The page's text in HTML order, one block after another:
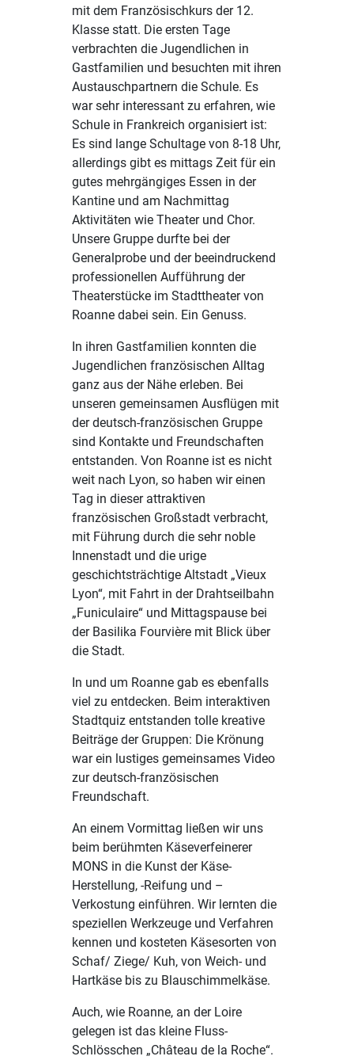
mit dem Französischkurs der 12.
Klasse statt. Die ersten Tage
verbrachten die Jugendlichen in
Gastfamilien und besuchten mit ihren
Austauschpartnern die Schule. Es
war sehr interessant zu erfahren, wie
Schule in Frankreich organisiert ist:
Es sind lange Schultage von 8-18 Uhr,
allerdings gibt es mittags Zeit für ein
gutes mehrgängiges Essen in der
Kantine und am Nachmittag
Aktivitäten wie Theater und Chor.
Unsere Gruppe durfte bei der
Generalprobe und der beeindruckend
professionellen Aufführung der
Theaterstücke im Stadttheater von
Roanne dabei sein. Ein Genuss.
In ihren Gastfamilien konnten die
Jugendlichen französischen Alltag
ganz aus der Nähe erleben. Bei
unseren gemeinsamen Ausflügen mit
der deutsch-französischen Gruppe
sind Kontakte und Freundschaften
entstanden. Von Roanne ist es nicht
weit nach Lyon, so haben wir einen
Tag in dieser attraktiven
französischen Großstadt verbracht,
mit Führung durch die sehr noble
Innenstadt und die urige
geschichtsträchtige Altstadt „Vieux
Lyon“, mit Fahrt in der Drahtseilbahn
„Funiculaire“ und Mittagspause bei
der Basilika Fourvière mit Blick über
die Stadt.
In und um Roanne gab es ebenfalls
viel zu entdecken. Beim interaktiven
Stadtquiz entstanden tolle kreative
Beiträge der Gruppen: Die Krönung
war ein lustiges gemeinsames Video
zur deutsch-französischen
Freundschaft.
An einem Vormittag ließen wir uns
beim berühmten Käseverfeinerer
MONS in die Kunst der Käse-
Herstellung, -Reifung und –
Verkostung einführen. Wir lernten die
speziellen Werkzeuge und Verfahren
kennen und kosteten Käsesorten von
Schaf/ Ziege/ Kuh, von Weich- und
Hartkäse bis zu Blauschimmelkäse.
Auch, wie Roanne, an der Loire
gelegen ist das kleine Fluss-
Schlösschen „Château de la Roche“.